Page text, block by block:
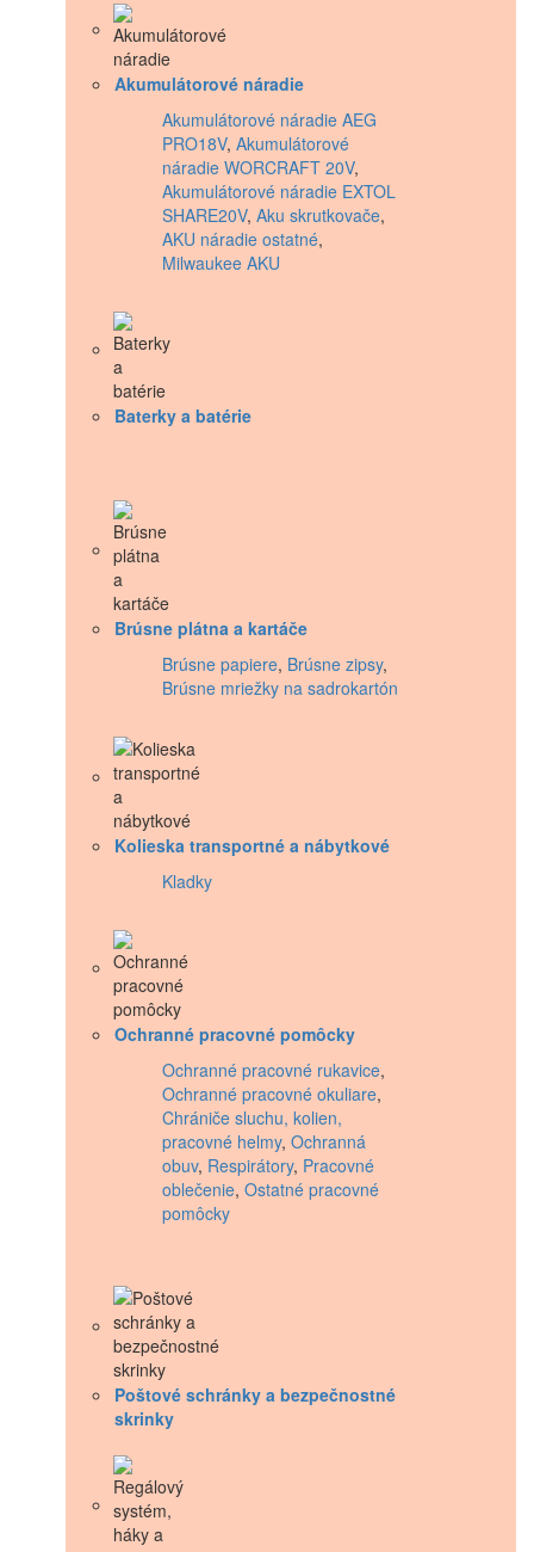
Akumulátorové náradie
Akumulátorové náradie AEG
PRO18V, Akumulátorové
náradie WORCRAFT 20V,
Akumulátorové náradie EXTOL
SHARE20V, Aku skrutkovače,
AKU náradie ostatné,
Milwaukee AKU
Baterky a batérie
Brúsne plátna a kartáče
Brúsne papiere, Brúsne zipsy,
Brúsne mriežky na sadrokartón
Kolieska transportné a nábytkové
Kladky
Ochranné pracovné pomôcky
Ochranné pracovné rukavice,
Ochranné pracovné okuliare,
Chrániče sluchu, kolien,
pracovné helmy, Ochranná
obuv, Respirátory, Pracovné
oblečenie, Ostatné pracovné
pomôcky
Poštové schránky a bezpečnostné
skrinky